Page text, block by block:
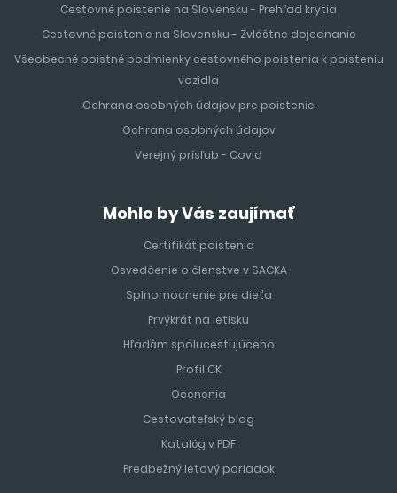
Cestovné poistenie na Slovensku - Prehľad krytia
Cestovné poistenie na Slovensku - Zvláštne dojednanie
Všeobecné poistné podmienky cestovného poistenia k poisteniu
vozidla
Ochrana osobných údajov pre poistenie
Ochrana osobných údajov
Verejný prísľub - Covid
Mohlo by Vás zaujímať
Certifikát poistenia
Osvedčenie o členstve v SACKA
Splnomocnenie pre dieťa
Prvýkrát na letisku
Hľadám spolucestujúceho
Profil CK
Ocenenia
Cestovateľský blog
Katalóg v PDF
Predbežný letový poriadok